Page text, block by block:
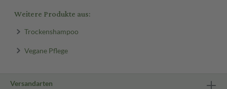
Weitere Produkte aus:
Trockenshampoo
Vegane Pflege
Versandarten